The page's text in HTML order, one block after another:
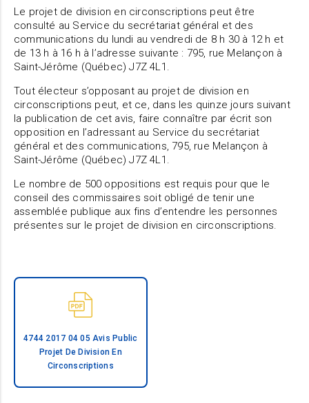
Le projet de division en circonscriptions peut être
consulté au Service du secrétariat général et des
communications du lundi au vendredi de 8 h 30 à 12 h et
de 13 h à 16 h à l’adresse suivante : 795, rue Melançon à
Saint-Jérôme (Québec) J7Z 4L1.
Tout électeur s’opposant au projet de division en
circonscriptions peut, et ce, dans les quinze jours suivant
la publication de cet avis, faire connaître par écrit son
opposition en l’adressant au Service du secrétariat
général et des communications, 795, rue Melançon à
Saint-Jérôme (Québec) J7Z 4L1.
Le nombre de 500 oppositions est requis pour que le
conseil des commissaires soit obligé de tenir une
assemblée publique aux fins d’entendre les personnes
présentes sur le projet de division en circonscriptions.
4744 2017 04 05 Avis Public
Projet De Division En
Circonscriptions